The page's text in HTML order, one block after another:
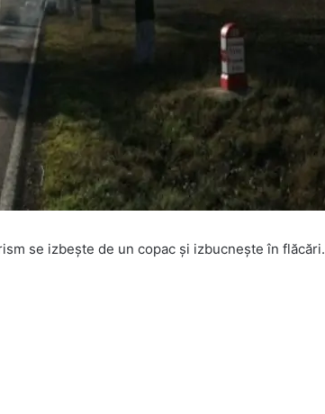
se izbește de un copac și izbucnește în flăcări.